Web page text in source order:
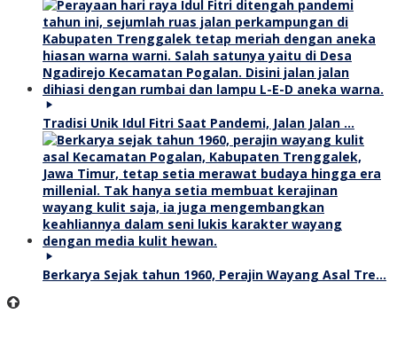
Tradisi Unik Idul Fitri Saat Pandemi, Jalan Jalan …
Berkarya Sejak tahun 1960, Perajin Wayang Asal Tre…